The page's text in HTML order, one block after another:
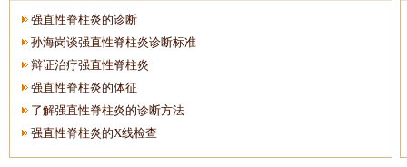
强直性脊柱炎的诊断
孙海岗谈强直性脊柱炎诊断标准
辩证治疗强直性脊柱炎
强直性脊柱炎的体征
了解强直性脊柱炎的诊断方法
强直性脊柱炎的X线检查